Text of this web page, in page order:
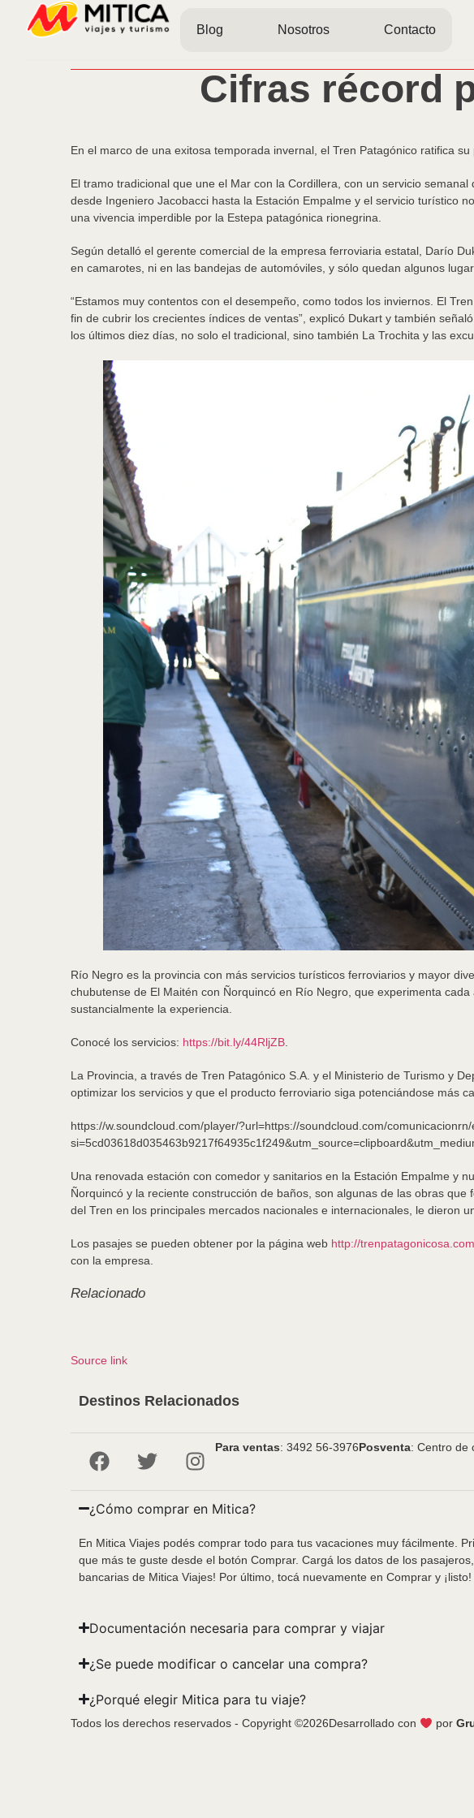
Blog Nosotros Contacto
Cifras récord
En el marco de una exitosa temporada invernal, el Tren Patagónico ratifica
El tramo tradicional que une el Mar con la Cordillera, con un servicio
desde Ingeniero Jacobacci hasta la Estación Empalme y el servicio turístico
una vivencia imperdible por la Estepa patagónica rionegrina.
Según detalló el gerente comercial de la empresa ferroviaria estatal, Darío
en camarotes, ni en las bandejas de automóviles, y sólo quedan algunos
“Estamos muy contentos con el desempeño, como todos los inviernos. El
fin de cubrir los crecientes índices de ventas”, explicó Dukart y también
los últimos diez días, no solo el tradicional, sino también La Trochita y las
Río Negro es la provincia con más servicios turísticos ferroviarios y mayor
chubutense de El Maitén con Ñorquincó en Río Negro, que experimenta
sustancialmente la experiencia.
Conocé los servicios: https://bit.ly/44RljZB
La Provincia, a través de Tren Patagónico S.A. y el Ministerio de Turismo y
optimizar los servicios y que el producto ferroviario siga potenciándose más
https://w.soundcloud.com/player/?url=https://soundcloud.com/
Una renovada estación con comedor y sanitarios en la Estación Empalme y
Ñorquincó y la reciente construcción de baños, son algunas de las obras
del Tren en los principales mercados nacionales e internacionales, le dieron
Los pasajes se pueden obtener por la página web http://
con la empresa.
Relacionado
Source link
Destinos Relacionados
Para ventas: 3492 56-3976Posventa: Centro de
¿Cómo comprar en Mitica?
En Mitica Viajes podés comprar todo para tus vacaciones muy fácilmente.
que más te guste desde el botón Comprar. Cargá los datos de los
bancarias de Mitica Viajes! Por último, tocá nuevamente en Comprar y
Documentación necesaria para comprar y viajar
¿Se puede modificar o cancelar una compra?
¿Porqué elegir Mitica para tu viaje?
Todos los derechos reservados - Copyright ©2026Desarrollado con por